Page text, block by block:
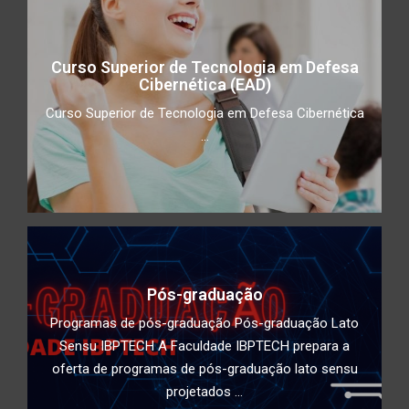
Rota Tech II: Proteção em Chamadas
de Vídeo
Children Security
Impacto do Acesso Desigual à
Tecnologia na Educação: Como
superar a divisão digital e garantir
educação de qualidade para todos
Conscientização de utilização de
duplo fator de autenticidade
Curso Superior de Tecnologia em Defesa
Cibernética (EAD)
Curso Superior de Tecnologia em Defesa Cibernética
...
Pós-graduação
Programas de pós-graduação Pós-graduação Lato
Sensu IBPTECH A Faculdade IBPTECH prepara a
oferta de programas de pós-graduação lato sensu
projetados ...